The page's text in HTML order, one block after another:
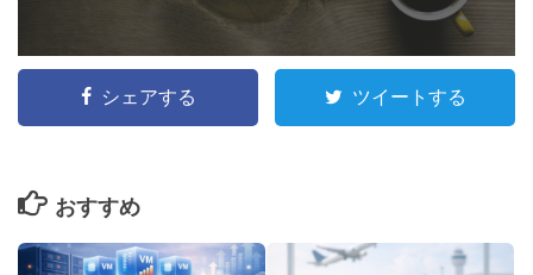
シェアする ツイートする
おすすめ